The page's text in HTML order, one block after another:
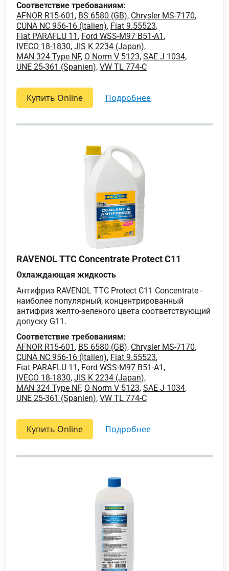
Соответствие требованиям:
AFNOR R15-601 , BS 6580 (GB), Chrysler MS-7170,
CUNA NC 956-16 (Italien), Fiat 9.55523,
Fiat PARAFLU 11 , Ford WSS-M97 B51-A1 ,
IVECO 18-1830, JIS K 2234 (Japan),
MAN 324 Type NF, O Norm V 5123, SAE J 1034,
UNE 25-361 (Spanien), VW TL 774-C
Купить Online подробнее
RAVENOL TTC Concentrate Protect C11
Охлаждающая жидкость
Антифриз RAVENOL TTC Protect C11 Concentrate -
наиболее популярный, концентрированный
антифриз желто-зеленого цвета соответствующий
допуску G11.
Соответствие требованиям:
AFNOR R15-601 , BS 6580 (GB), Chrysler MS-7170,
CUNA NC 956-16 (Italien), Fiat 9.55523,
Fiat PARAFLU 11 , Ford WSS-M97 B51-A1 ,
IVECO 18-1830, JIS K 2234 (Japan),
MAN 324 Type NF, O Norm V 5123, SAE J 1034,
UNE 25-361 (Spanien), VW TL 774-C
Купить Online подробнее